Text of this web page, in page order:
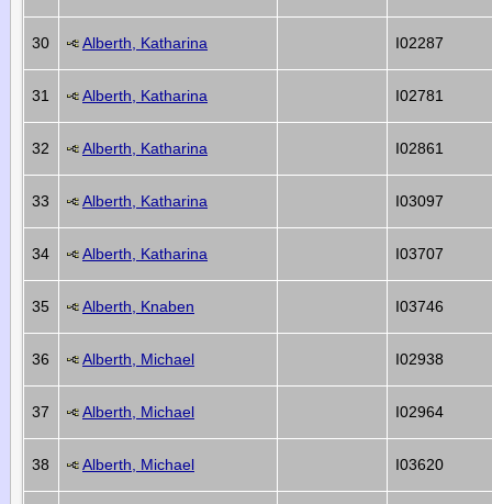
30 Alberth, Katharina I02287
31 Alberth, Katharina I02781
32 Alberth, Katharina I02861
33 Alberth, Katharina I03097
34 Alberth, Katharina I03707
35 Alberth, Knaben I03746
36 Alberth, Michael I02938
37 Alberth, Michael I02964
38 Alberth, Michael I03620